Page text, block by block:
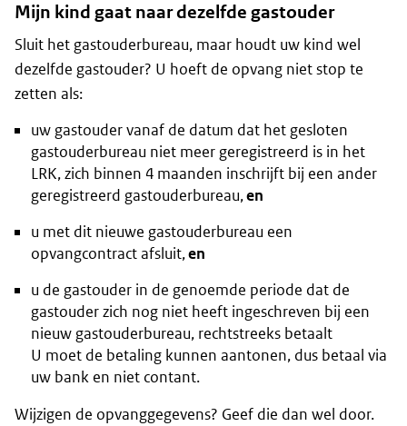
Mijn kind gaat naar dezelfde gastouder
Sluit het gastouderbureau, maar houdt uw kind wel
dezelfde gastouder? U hoeft de opvang niet stop te
zetten als:
uw gastouder vanaf de datum dat het gesloten
gastouderbureau niet meer geregistreerd is in het
LRK, zich binnen 4 maanden inschrijft bij een ander
geregistreerd gastouderbureau,en
u met dit nieuwe gastouderbureau een
opvangcontract afsluit,en
u de gastouder in de genoemde periode dat de
gastouder zich nog niet heeft ingeschreven bij een
nieuw gastouderbureau, rechtstreeks betaalt
U moet de betaling kunnen aantonen, dus betaal via
uw bank en niet contant.
Wijzigen de opvanggegevens? Geef die dan wel door.